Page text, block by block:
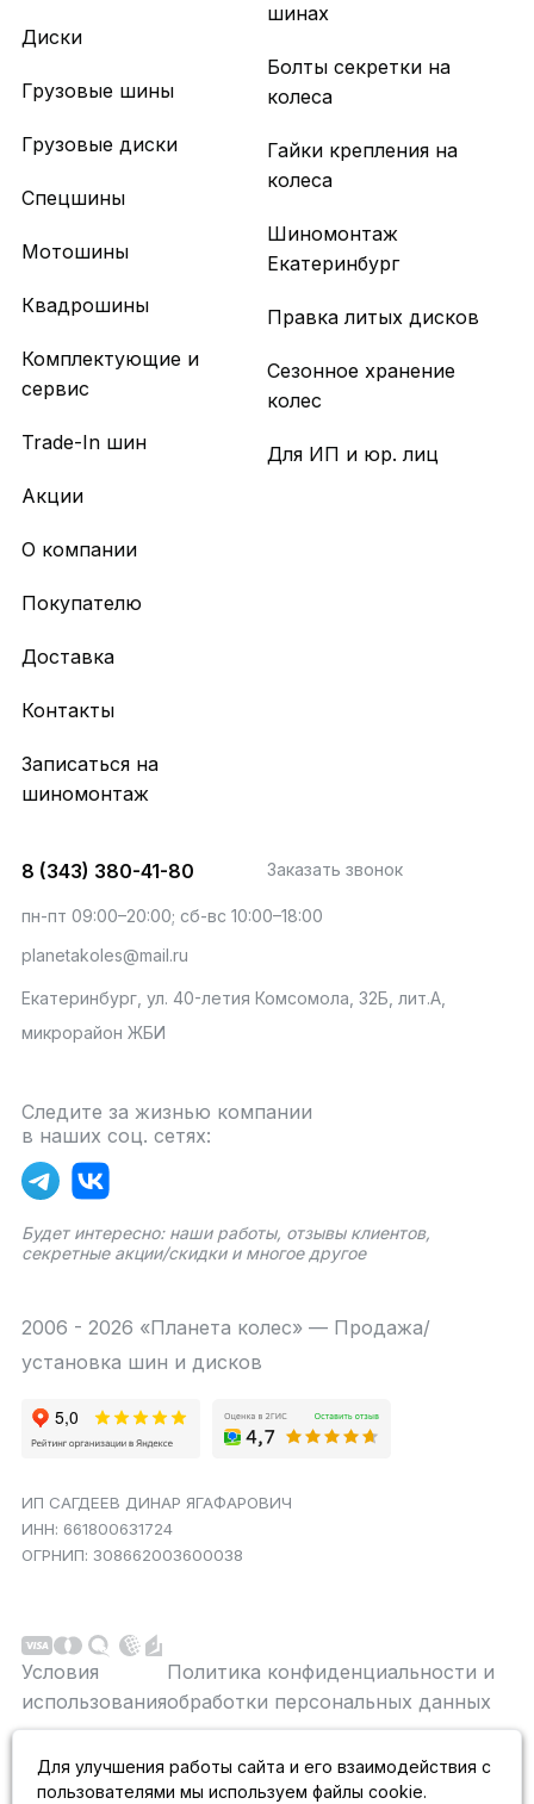
Диски
Грузовые шины
Грузовые диски
Спецшины
Мотошины
Квадрошины
Комплектующие и
сервис
Trade-In шин
Акции
шинах
Болты секретки на
колеса
Гайки крепления на
колеса
Шиномонтаж
Екатеринбург
Правка литых дисков
Сезонное хранение
колес
Для ИП и юр. лиц
О компании
Покупателю
Доставка
Контакты
Записаться на
шиномонтаж
8 (343) 380-41-80 Заказать звонок
пн-пт 09:00–20:00; сб-вс 10:00–18:00
planetakoles@mail.ru
Екатеринбург, ул. 40-летия Комсомола, 32Б, лит.А,
микрорайон ЖБИ
Следите за жизнью компании
в наших соц. сетях:
Будет интересно: наши работы, отзывы клиентов,
секретные акции/скидки и многое другое
2006 - 2026 «Планета колес» — Продажа/
установка шин и дисков
ИП САГДЕЕВ ДИНАР ЯГАФАРОВИЧ
ИНН: 661800631724
ОГРНИП: 308662003600038
Условия
использования
Политика конфиденциальности и
обработки персональных данных
публичной офертой не является. На данном
информационном ресурсе применяются
Для улучшения работы сайта и его взаимодействия с
пользователями мы используем файлы cookie.